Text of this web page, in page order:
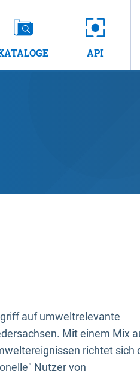
API
auf umweltrelevante
Mit einem Mix
richtet sich
Nutzer von